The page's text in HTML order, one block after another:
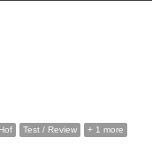
Test / Review + 1 more